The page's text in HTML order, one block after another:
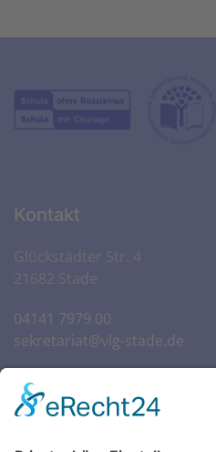
Kontakt
04141 7979 00
sekretariat@vlg-stade.de
Öffnungszeiten